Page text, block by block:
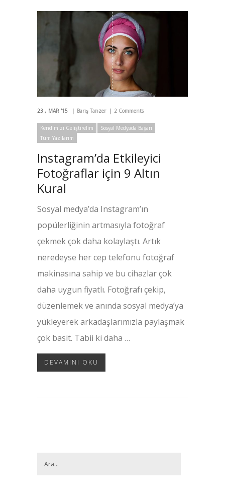
23 MAR '15 Barış Tanzer 2 Comments
Kendimizi Geliştirelim
Sosyal Medyada Başarı
Tüm Yazılarım
Instagram’da Etkileyici
Fotoğraflar için 9 Altın
Kural
Sosyal medya’da Instagram’ın
popülerliğinin artmasıyla fotoğraf
çekmek çok daha kolaylaştı. Artık
neredeyse her cep telefonu fotoğraf
makinasına sahip ve bu cihazlar çok
daha uygun fiyatlı. Fotoğrafı çekip,
düzenlemek ve anında sosyal medya’ya
yükleyerek arkadaşlarımızla paylaşmak
çok basit. Tabii ki daha …
DEVAMINI OKU